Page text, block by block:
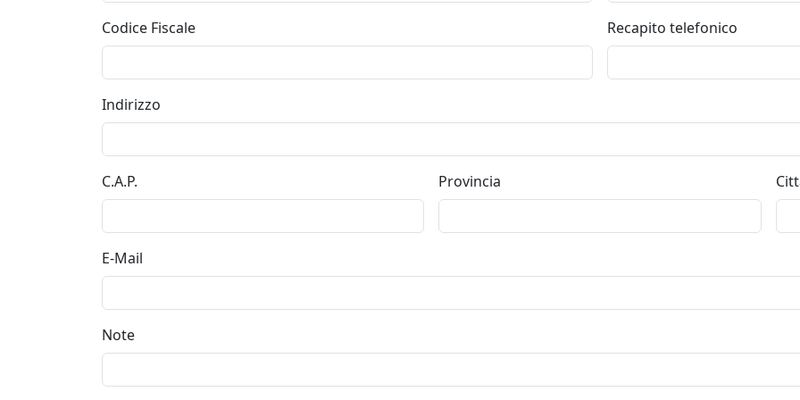
Codice Fiscale Recapito telefonico
Indirizzo
C.A.P. Provincia
E-Mail
Note